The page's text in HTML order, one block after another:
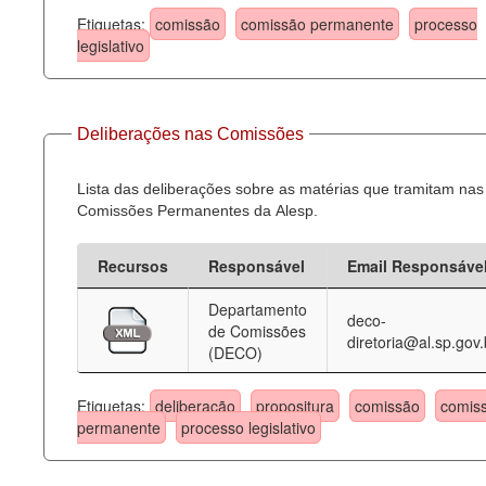
Etiquetas: comissão comissão permanente
processo
legislativo
Deliberações nas Comissões
Lista das deliberações sobre as matérias que tramitam nas
Comissões Permanentes da Alesp.
Recursos Responsável
Email
Departamento
de Comissões
(DECO)
deco-
Etiquetas: deliberação propositura comissão
permanente
processo legislativo